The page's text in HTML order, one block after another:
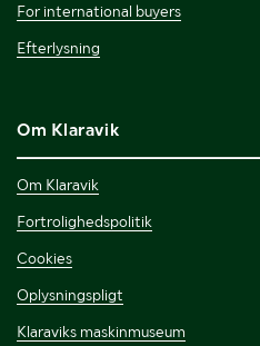
For international buyers
Efterlysning
Om Klaravik
Om Klaravik
Fortrolighedspolitik
Cookies
Oplysningspligt
Klaraviks maskinmuseum